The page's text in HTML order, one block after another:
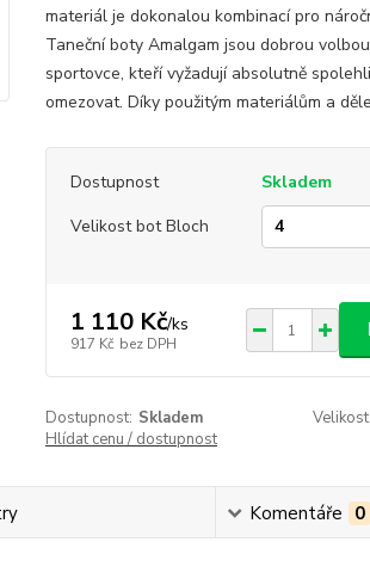
materiál je dokonalou kombinací pro
Taneční boty Amalgam jsou dobrou
sportovce, kteří vyžadují absolutně
omezovat. Díky použitým materiálům a
Dostupnost
Skladem
Velikost bot Bloch
1 110 Kč/ks
917 Kč bez DPH
Dostupnost: Skladem
Hlídat cenu / dostupnost
Komentáře 0